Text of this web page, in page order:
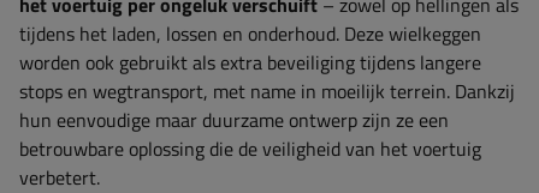
tijdens het laden, lossen en onderhoud. Deze wielkeggen
worden ook gebruikt als extra beveiliging tijdens langere
stops en wegtransport, met name in moeilijk terrein. Dankzij
hun eenvoudige maar duurzame ontwerp zijn ze een
betrouwbare oplossing die de veiligheid van het voertuig
verbetert.